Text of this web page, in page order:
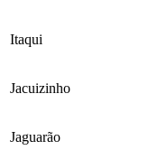
Itaqui
Jacuizinho
Jaguarão